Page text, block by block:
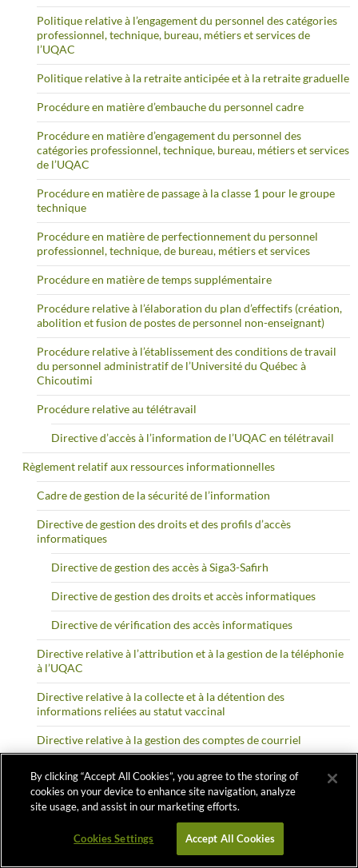
Politique relative à l’engagement du personnel des catégories
professionnel, technique, bureau, métiers et services de
l’UQAC
Politique relative à la retraite anticipée et à la retraite graduelle
Procédure en matière d’embauche du personnel cadre
Procédure en matière d’engagement du personnel des
catégories professionnel, technique, bureau, métiers et services
de l’UQAC
Procédure en matière de passage à la classe 1 pour le groupe
technique
Procédure en matière de perfectionnement du personnel
professionnel, technique, de bureau, métiers et services
Procédure en matière de temps supplémentaire
Procédure relative à l’élaboration du plan d’effectifs (création,
abolition et fusion de postes de personnel non-enseignant)
Procédure relative à l’établissement des conditions de travail
du personnel administratif de l’Université du Québec à
Chicoutimi
Procédure relative au télétravail
Directive d’accès à l’information de l’UQAC en télétravail
Règlement relatif aux ressources informationnelles
Cadre de gestion de la sécurité de l’information
Directive de gestion des droits et des profils d’accès
informatiques
Directive de gestion des accès à Siga3-Safirh
Directive de gestion des droits et accès informatiques
Directive de vérification des accès informatiques
Directive relative à l’attribution et à la gestion de la téléphonie
à l’UQAC
Directive relative à la collecte et à la détention des
informations reliées au statut vaccinal
Directive relative à la gestion des comptes de courriel
Directive relative au transfert et au rappel de documents
administratifs – Archives
Politique relative à l’utilisation des équipements et des services
informatiques et de télécommunications
By clicking “Accept All Cookies”, you agree to the storing of
cookies on your device to enhance site navigation, analyze
site usage, and assist in our marketing efforts.
Cookies Settings Accept All Cookies